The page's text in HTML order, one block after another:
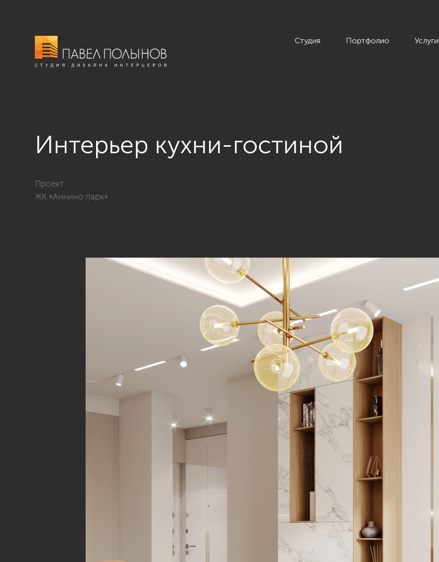
Студия Портфолио Услуги
Интерьер кухни-гостиной
Проект:
ЖК «Аннино парк»